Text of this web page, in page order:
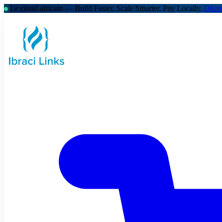
Le cloud africain — Build Faster. Scale Smarter. Pay Locally.